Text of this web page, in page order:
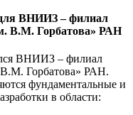
ВНИИЗ – филиал
В.М. Горбатова» РАН
ВНИИЗ – филиал
Горбатова» РАН.
фундаментальные и
в области: